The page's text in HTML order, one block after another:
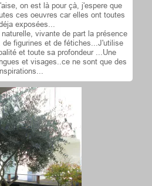
on est là pour çà, j'espere que
ces oeuvres car elles ont toutes
exposées...
vivante de part la présence
de figurines et de fétiches...J'utilise
et toute sa profondeur ...Une
et visages..ce ne sont que des